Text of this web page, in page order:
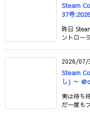
Steam
37号
昨日
ントロー
2026/07/
Steam
し) ～
実は待ち
だ一度も